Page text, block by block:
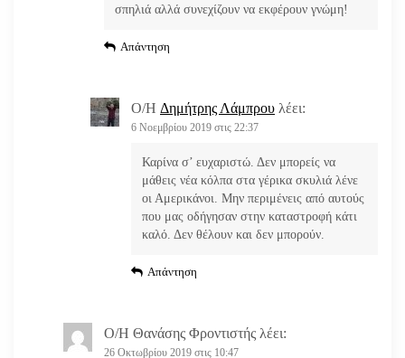
σπηλιά αλλά συνεχίζουν να εκφέρουν γνώμη!
Απάντηση
Ο/Η Δημήτρης Λάμπρου λέει:
6 Νοεμβρίου 2019 στις 22:37
Καρίνα σ’ ευχαριστώ. Δεν μπορείς να
μάθεις νέα κόλπα στα γέρικα σκυλιά λένε
οι Αμερικάνοι. Μην περιμένεις από αυτούς
που μας οδήγησαν στην καταστροφή κάτι
καλό. Δεν θέλουν και δεν μπορούν.
Απάντηση
Ο/Η Θανάσης Φροντιστής λέει:
26 Οκτωβρίου 2019 στις 10:47